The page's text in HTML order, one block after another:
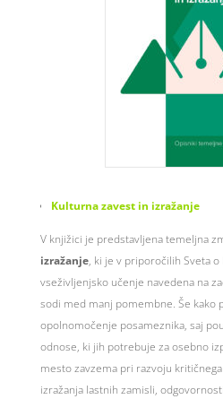
Kulturna zavest in izražanje
V knjižici je predstavljena temeljna
izražanje, ki je v priporočilih Sveta
vseživljenjsko učenje navedena na
sodi med manj pomembne. Še kako
opolnomočenje posameznika, saj
odnose, ki jih potrebuje za osebno
mesto zavzema pri razvoju
izražanja lastnih zamisli,